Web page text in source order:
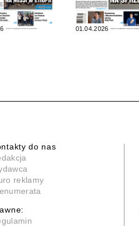
01.04.2026
do nas
reklamy